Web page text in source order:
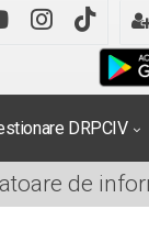
DRPCIV
de